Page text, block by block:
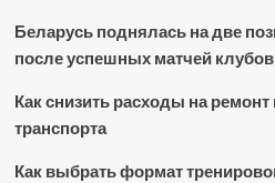
Беларусь поднялась на две
после успешных матчей клубов
Как снизить расходы на
транспорта
Как выбрать формат